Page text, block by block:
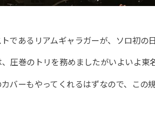
であるリアムギャラガーが、ソロ初の
圧巻のトリを務めましたがいよいよ東
バーもやってくれるはずなので、この